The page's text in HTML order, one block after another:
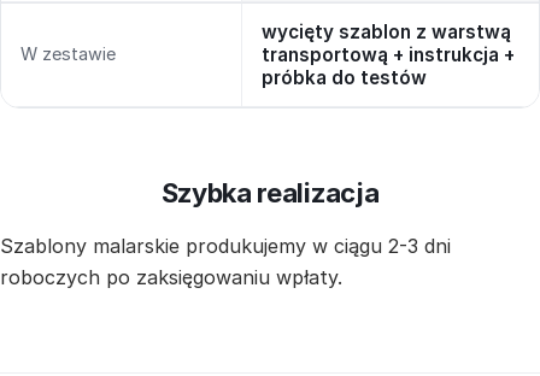
W zestawie
wycięty szablon z warstwą
transportową + instrukcja +
próbka do testów
Szybka realizacja
Szablony malarskie produkujemy w ciągu 2-3 dni
roboczych po zaksięgowaniu wpłaty.